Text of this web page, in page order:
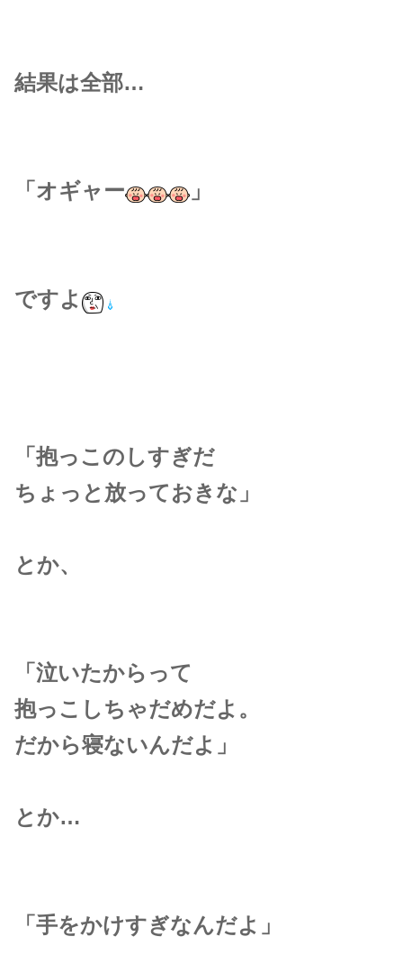
結果は全部…
「オギャー 」
ですよ
「抱っこのしすぎだ
ちょっと放っておきな」
とか、
「泣いたからって
抱っこしちゃだめだよ。
だから寝ないんだよ」
とか…
「手をかけすぎなんだよ」